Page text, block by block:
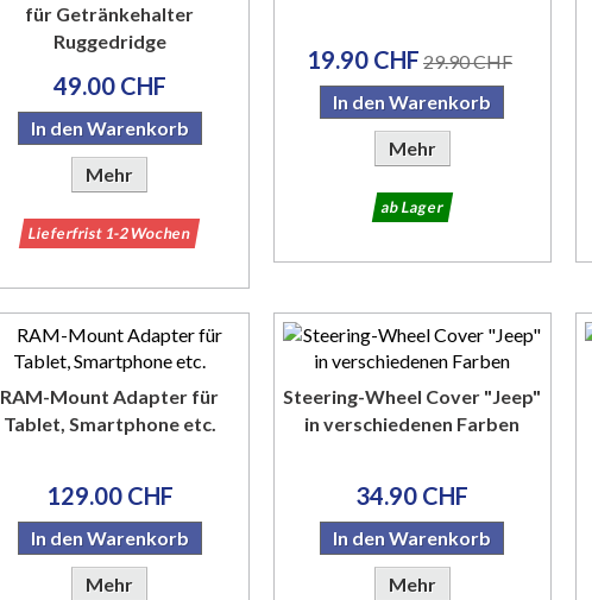
für Getränkehalter
Ruggedridge
49.00 CHF
In den Warenkorb
Mehr
Lieferfrist 1-2 Wochen
19.90 CHF 29.90 CHF
In den Warenkorb
Mehr
ab Lager
RAM-Mount Adapter für
Tablet, Smartphone etc.
129.00 CHF
In den Warenkorb
Mehr
Steering-Wheel Cover "Jeep"
in verschiedenen Farben
34.90 CHF
In den Warenkorb
Mehr